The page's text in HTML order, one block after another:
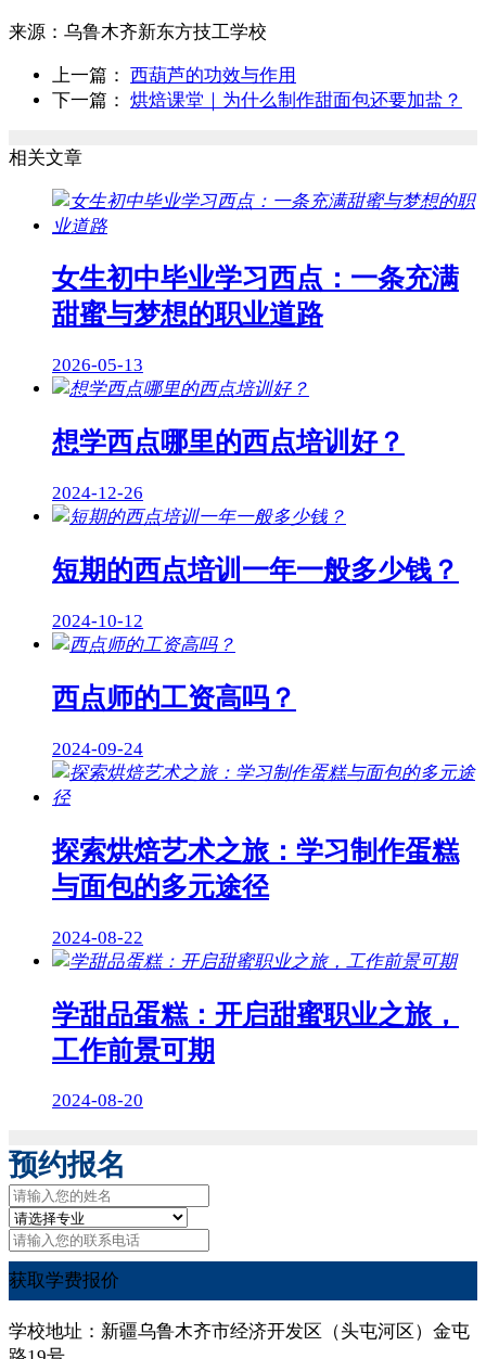
来源： 乌鲁木齐新东方技工学校
上一篇： 西葫芦的功效与作用
下一篇： 烘焙课堂｜为什么制作甜面包还要加盐？
相关文章
女生初中毕业学习西点：一条充满
甜蜜与梦想的职业道路
2026-05-13
想学西点哪里的西点培训好？
2024-12-26
短期的西点培训一年一般多少钱？
2024-10-12
西点师的工资高吗？
2024-09-24
探索烘焙艺术之旅：学习制作蛋糕
与面包的多元途径
2024-08-22
学甜品蛋糕：开启甜蜜职业之旅，
工作前景可期
2024-08-20
预约报名
获取学费报价
学校地址：新疆乌鲁木齐市经济开发区（头屯河区）金屯